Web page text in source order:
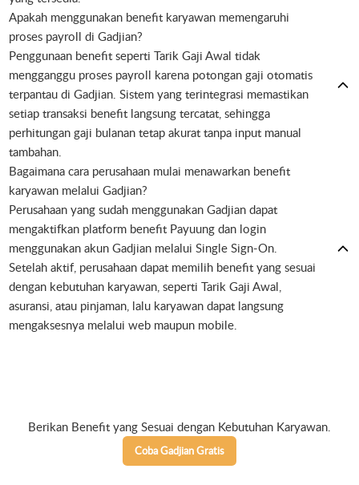
Apakah menggunakan benefit karyawan memengaruhi
proses payroll di Gadjian?
Penggunaan benefit seperti Tarik Gaji Awal tidak
mengganggu proses payroll karena potongan gaji otomatis
terpantau di Gadjian. Sistem yang terintegrasi memastikan
setiap transaksi benefit langsung tercatat, sehingga
perhitungan gaji bulanan tetap akurat tanpa input manual
tambahan.
Bagaimana cara perusahaan mulai menawarkan benefit
karyawan melalui Gadjian?
Perusahaan yang sudah menggunakan Gadjian dapat
mengaktifkan platform benefit Payuung dan login
menggunakan akun Gadjian melalui Single Sign-On.
Setelah aktif, perusahaan dapat memilih benefit yang sesuai
dengan kebutuhan karyawan, seperti Tarik Gaji Awal,
asuransi, atau pinjaman, lalu karyawan dapat langsung
mengaksesnya melalui web maupun mobile.
Berikan Benefit yang Sesuai dengan Kebutuhan Karyawan.
Coba Gadjian Gratis